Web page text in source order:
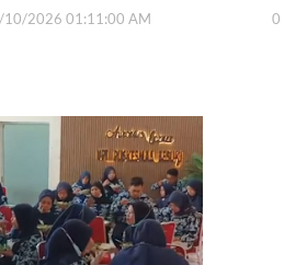
10/2026 01:11:00 AM 0